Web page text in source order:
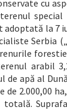
cu
adoptată la 7
Serbia
arabil
de apă al
de 2.000,00
totală.